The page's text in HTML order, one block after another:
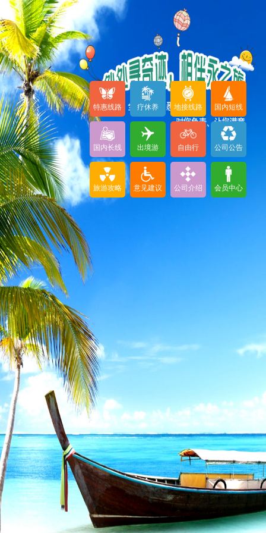
特惠线路 疗休养 地接线路 国内短线
国内长线 出境游 自由行 公司公告
旅游攻略 意见建议 公司介绍 会员中心